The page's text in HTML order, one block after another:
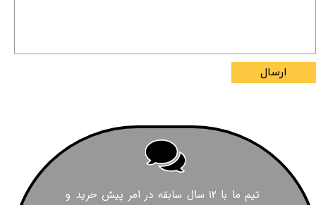
ارسال
تیم ما با ۱۲ سال سابقه در امر پیش خرید و